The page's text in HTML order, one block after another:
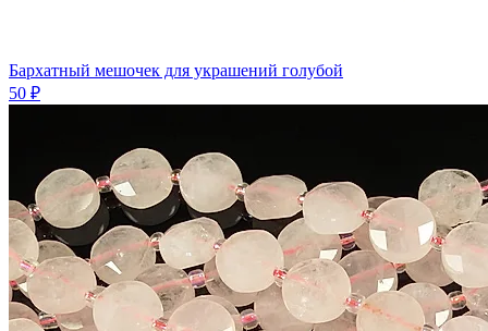
Бархатный мешочек для украшений голубой
50 ₽